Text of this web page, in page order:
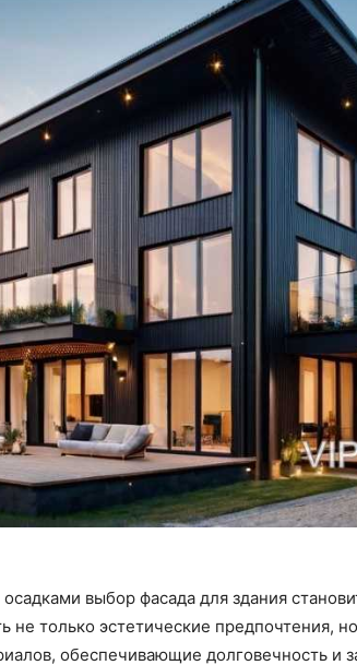
выбор фасада для здания
не только эстетические предпочтения,
обеспечивающие долговечность и